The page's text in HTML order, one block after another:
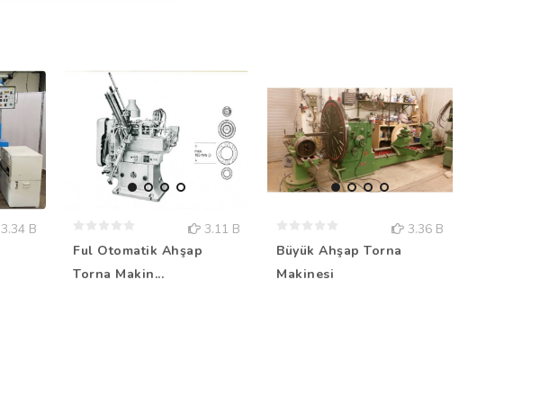
3.34 B
3.11 B
Ful Otomatik Ahşap
Torna Makin...
3.36 B
Büyük Ahşap Torna
Makinesi